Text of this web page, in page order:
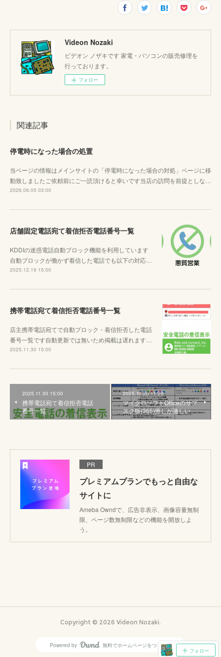
Videon Nozaki
ビデオン ノザキです 家電・パソコンの販売修理を
行っております。
フォロー
関連記事
停電時になった場合の処置
当ページの情報はメインサイトの「停電時になった場合の対処」ページに移
動致しましたご依頼前にご一読頂けると幸いです当店の訪問を前提としな…
2026.06.05 03:00
店舗固定電話宛て着信拒否電話番号一覧
KDDIの迷惑電話自動ブロック機能を利用しています
自動ブロックが働かず着信した電話でも以下の対応…
2025.12.19 15:00
携帯電話宛て着信拒否電話番号一覧
店主携帯電話宛てで自動ブロック・着信拒否した電話
番号一覧です自動更新では無いため掲載は遅れます…
2025.11.30 15:00
2025.11.30 15:00
携帯電話宛て着信拒否電話
番号一覧
2025.10.20 11:20
マイクロソフトOfficeのサブ
スク版(365)推しが激しい
PR
プレミアムプランでもっと自由な
サイトに
Ameba Owndで、広告非表示、画像容量無制
限、ページ数無制限などの機能を開放しよ
う。
フォロー
Copyright © 2026 Videon Nozaki.
Powered by AmebaOwnd
無料でホームページをつくろう